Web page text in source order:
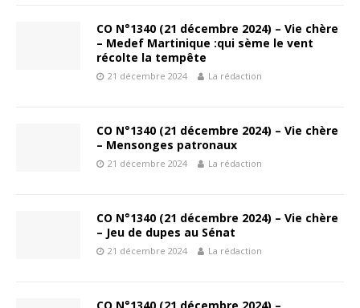
CO N°1340 (21 décembre 2024) – Vie chère
– Medef Martinique :qui sème le vent
récolte la tempête
21 décembre 2024 La rédaction
CO N°1340 (21 décembre 2024) – Vie chère
– Mensonges patronaux
21 décembre 2024 La rédaction
CO N°1340 (21 décembre 2024) – Vie chère
– Jeu de dupes au Sénat
21 décembre 2024 La rédaction